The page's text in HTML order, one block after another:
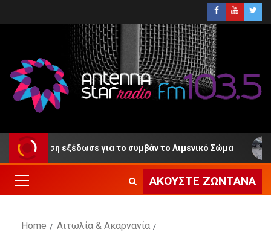
εξέδωσε για το συμβάν το Λιμενικό Σώμα
ΑΚΟΎΣΤΕ ΖΩΝΤΑΝΆ
Home
Αιτωλία & Ακαρνανία